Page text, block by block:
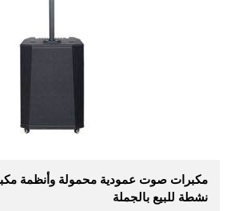
مكبرات صوت عمودية محمولة وأنظمة
نشطة للبيع بالجملة